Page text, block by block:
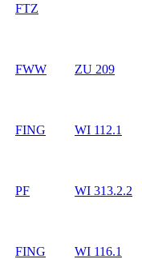
FTZ
FWW ZU 209
FING WI 112.1
PF WI 313.2.2
FING WI 116.1